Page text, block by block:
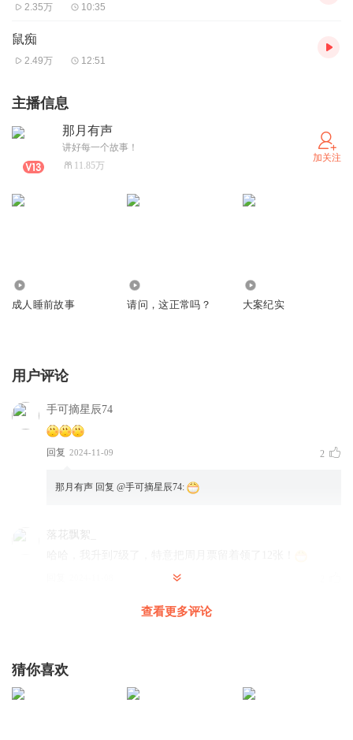
2.35万 10:35
鼠痴
2.49万 12:51
主播信息
那月有声
讲好每一个故事！
11.85万
加关注
成人睡前故事 请问，这正常吗？ 大案纪实
用户评论
手可摘星辰74
回复 2024-11-09 2
那月有声 回复 @手可摘星辰74:
落花飘絮_
落花飘絮_: 哈哈谢谢！！！
米蔓児
最喜欢听有反转的故事了
查看更多评论
猜你喜欢